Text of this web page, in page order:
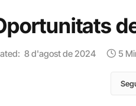
8 d'agost de 2024 5